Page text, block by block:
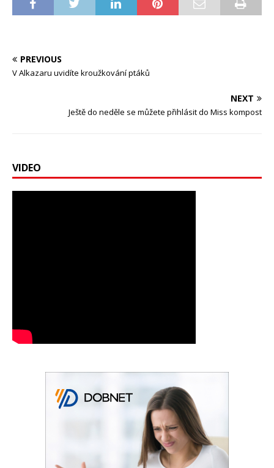
PREVIOUS
V Alkazaru uvidíte kroužkování ptáků
NEXT
Ještě do neděle se můžete přihlásit do Miss kompost
VIDEO